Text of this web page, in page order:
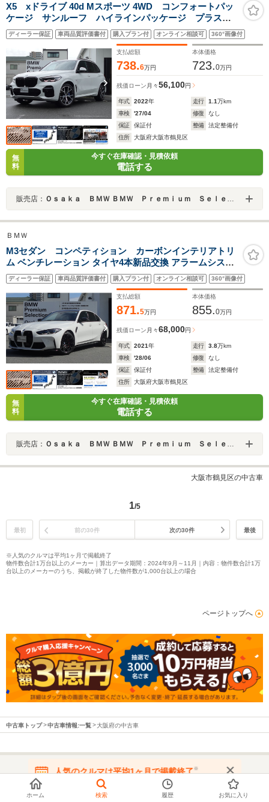
X5 xドライブ 40d Mスポーツ 4WD コンフォートパッ
ケージ サンルーフ ハイラインパッケージ プラスパ
ッケージ 黒革 7人乗り 純正21AW シートエアコ
ン エアサスペンション ワイヤレスチャージ 全周囲
カメラ
ディーラー保証 車両品質評価書付 購入プラン付 オンライン相談可 360°画像付
支払総額
738.6万円
本体価格
723.0万円
残価ローン 月々56,100円
年式 2022年 走行 1.1万km
車検
'27/04 修復
なし
保証
保証付 整備
法定整備付
住所
大阪府大阪市鶴見区
無
料
今すぐ在庫確認・見積依頼
電話する
販売店： Ｏｓａｋａ ＢＭＷ ＢＭＷ Ｐｒｅｍｉｕｍ Ｓｅｌｅｃｔｉｏｎ 城東鶴見
ＢＭＷ
M3セダン コンペティション カーボンインテリアトリ
ム ベンチレーション タイヤ4本新品交換 アラームシステ
ム 純正19/20インチAW 純正地デジ BMWレーザーライト
パーキングアシスト 禁煙車 全周囲カメラ ヘッドアップデ
ィスプレイ ブラックレザ
ディーラー保証 車両品質評価書付 購入プラン付 オンライン相談可 360°画像付
支払総額
871.5万円
本体価格
855.0万円
残価ローン 月々68,000円
年式 2021年 走行 3.8万km
車検
'28/06 修復
なし
保証
保証付 整備
法定整備付
住所
大阪府大阪市鶴見区
無
料
今すぐ在庫確認・見積依頼
電話する
販売店： Ｏｓａｋａ ＢＭＷ ＢＭＷ Ｐｒｅｍｉｕｍ Ｓｅｌｅｃｔｉｏｎ 城東鶴見
大阪市鶴見区の中古車
1/5
最初 前の30件 次の30件 最後
※人気のクルマは平均1ヶ月で掲載終了
物件数合計1万台以上のメーカー｜算出データ期間：2024年9月～11月｜内容：物件数合計1万
台以上のメーカーのうち、掲載が終了した物件数が1,000台以上の場合
ページトップへ
中古車トップ 中古車情報:一覧 大阪府の中古車
都道府県から中古車を探す
人気のクルマは平均1ヶ月で掲載終了※
在庫が無くなる前にお問い合わせください
ホーム 検索 履歴 お気に入り